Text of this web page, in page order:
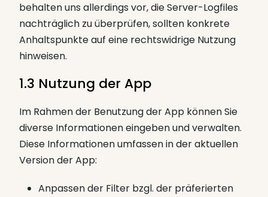
behalten uns allerdings vor, die Server-Logfiles
nachträglich zu überprüfen, sollten konkrete
Anhaltspunkte auf eine rechtswidrige Nutzung
hinweisen.
1.3 Nutzung der App
Im Rahmen der Benutzung der App können Sie
diverse Informationen eingeben und verwalten.
Diese Informationen umfassen in der aktuellen
Version der App:
Anpassen der Filter bzgl. der präferierten